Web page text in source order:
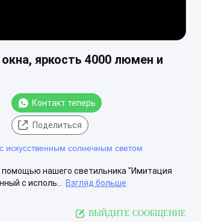
яркость 4000 люмен и
Контакт теперь
Поделиться
искусственным солнечным светом
помощью нашего светильника "Имитация
с исполь...
Взгляд больше
ВЫЙДИТЕ СООБЩЕНИЕ